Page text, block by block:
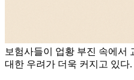
보험사들이 업황 부진 속에서
대한 우려가 더욱 커지고 있다.